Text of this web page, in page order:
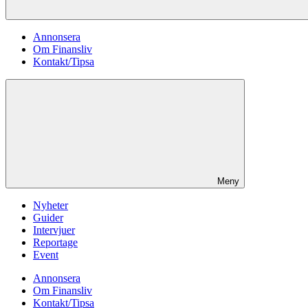
Annonsera
Om Finansliv
Kontakt/Tipsa
Meny
Nyheter
Guider
Intervjuer
Reportage
Event
Annonsera
Om Finansliv
Kontakt/Tipsa